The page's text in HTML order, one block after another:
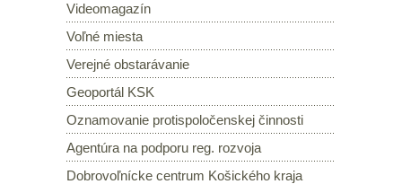
Videomagazín
Voľné miesta
Verejné obstarávanie
Geoportál KSK
Oznamovanie protispoločenskej činnosti
Agentúra na podporu reg. rozvoja
Dobrovoľnícke centrum Košického kraja